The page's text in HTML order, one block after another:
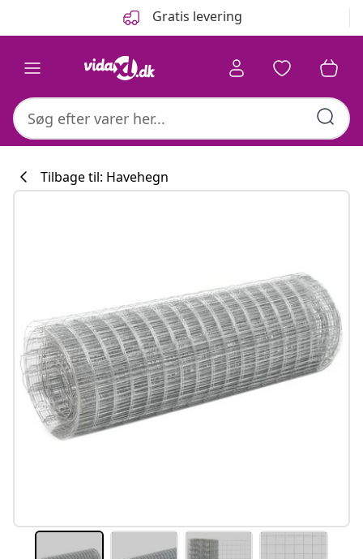
Gratis levering
#sharemevidaxl
Tilbage til: Havehegn